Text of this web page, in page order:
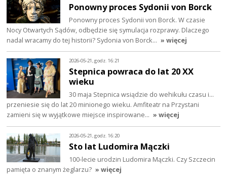
Ponowny proces Sydonii von Borck
Ponowny proces Sydonii von Borck. W czasie
Nocy Otwartych Sądów, odbędzie się symulacja rozprawy. Dlaczego
nadal wracamy do tej historii? Sydonia von Borck… » więcej
2026-05-21, godz. 16:21
Stepnica powraca do lat 20 XX
wieku
30 maja Stepnica wsiądzie do wehikułu czasu i…
przeniesie się do lat 20 minionego wieku. Amfiteatr na Przystani
zamieni się w wyjątkowe miejsce inspirowane… » więcej
2026-05-21, godz. 16:20
Sto lat Ludomira Mączki
100-lecie urodzin Ludomira Mączki. Czy Szczecin
pamięta o znanym żeglarzu? » więcej